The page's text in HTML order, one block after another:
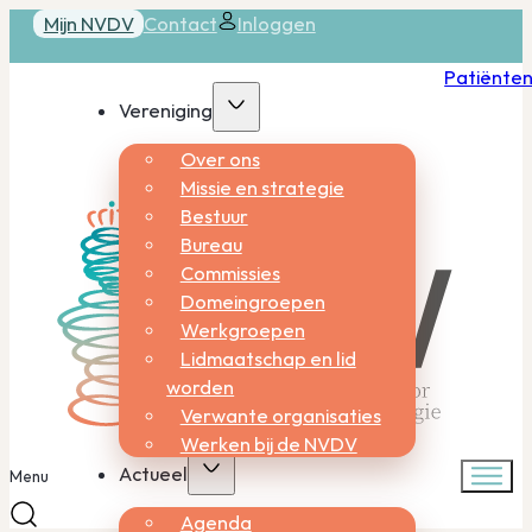
Mijn NVDV Contact Inloggen
Vereniging
Over ons
Missie en strategie
Bestuur
Bureau
Commissies
Domeingroepen
Werkgroepen
Lidmaatschap en lid
worden
Verwante organisaties
Werken bij de NVDV
Actueel
Agenda
Menu